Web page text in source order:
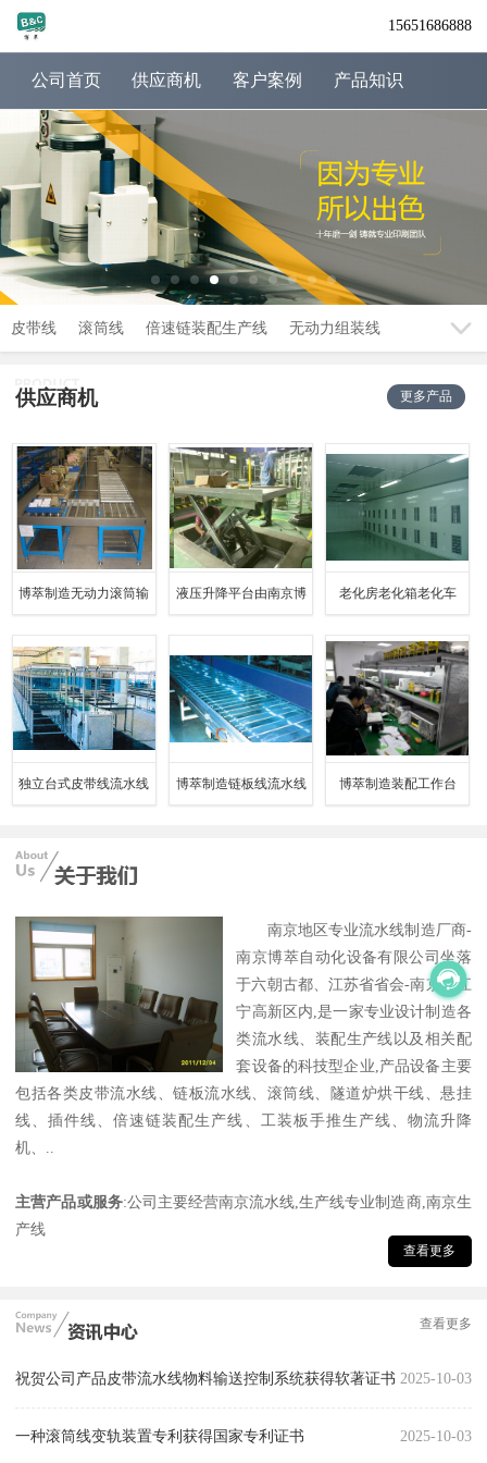
15651686888
公司首页 供应商机 客户案例 产品知识
皮带线 滚筒线 倍速链装配生产线 无动力组装线
供应商机 更多产品
博萃制造无动力滚筒输 液压升降平台由南京博 老化房老化箱老化车
独立台式皮带线流水线 博萃制造链板线流水线 博萃制造装配工作台
南京地区专业流水线制造厂商-
南京博萃自动化设备有限公司坐落
于六朝古都、江苏省省会-南京的江
宁高新区内,是一家专业设计制造各
类流水线、装配生产线以及相关配
套设备的科技型企业,产品设备主要
包括各类皮带流水线、链板流水线、滚筒线、隧道炉烘干线、悬挂
线、插件线、倍速链装配生产线、工装板手推生产线、物流升降
机、..
主营产品或服务:公司主要经营南京流水线,生产线专业制造商,南京生
产线
查看更多
查看更多
2025-10-03
祝贺公司产品皮带流水线物料输送控制系统获得软著证书
2025-10-03
一种滚筒线变轨装置专利获得国家专利证书